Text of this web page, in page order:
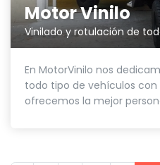
Motor Vinilo
Vinilado y rotulación de
En MotorVinilo nos
todo tipo de vehículos con
ofrecemos la mejor